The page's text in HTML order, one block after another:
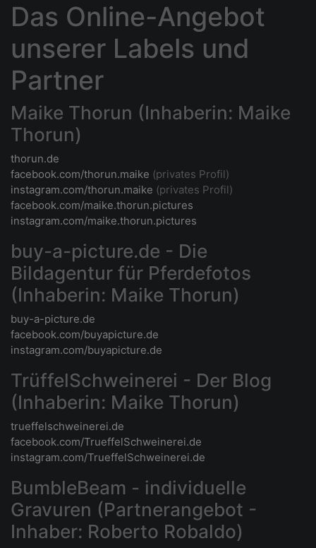
Das Online-Angebot
unserer Labels und
Partner
Maike Thorun (Inhaberin: Maike
Thorun)
thorun.de
facebook.com/thorun.maike (privates Profil)
instagram.com/thorun.maike (privates Profil)
facebook.com/maike.thorun.pictures
instagram.com/maike.thorun.pictures
buy-a-picture.de - Die
Bildagentur für Pferdefotos
(Inhaberin: Maike Thorun)
buy-a-picture.de
facebook.com/buyapicture.de
instagram.com/buyapicture.de
TrüffelSchweinerei - Der Blog
(Inhaberin: Maike Thorun)
trueffelschweinerei.de
facebook.com/TrueffelSchweinerei.de
instagram.com/TrueffelSchweinerei.de
BumbleBeam - individuelle
Gravuren (Partnerangebot -
Inhaber: Roberto Robaldo)